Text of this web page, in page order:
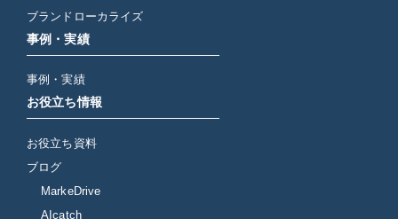
ブランドローカライズ
事例・実績
事例・実績
お役立ち情報
お役立ち資料
ブログ
MarkeDrive
AIcatch